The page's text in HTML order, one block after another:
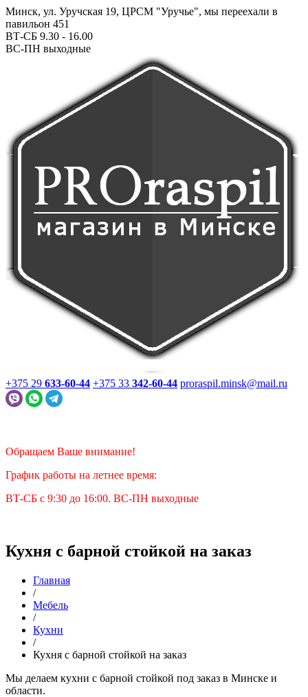
Минск, ул. Уручская 19, ЦРСМ "Уручье", мы переехали в
павильон 451
ВТ-СБ 9.30 - 16.00
ВС-ПН выходные
+375 29 633-60-44 +375 33 342-60-44 proraspil.minsk@mail.ru
Обращаем Ваше внимание!
График работы на летнее время:
ВТ-СБ с 9:30 до 16:00. ВС-ПН выходные
Кухня с барной стойкой на заказ
Главная
/
Мебель
/
Кухни
/
Кухня с барной стойкой на заказ
Мы делаем кухни с барной стойкой под заказ в Минске и
области.